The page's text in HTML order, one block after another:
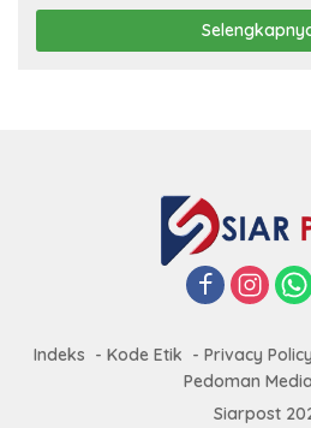
Indeks Kode Etik Privacy Policy
Pedoman
Siarpost